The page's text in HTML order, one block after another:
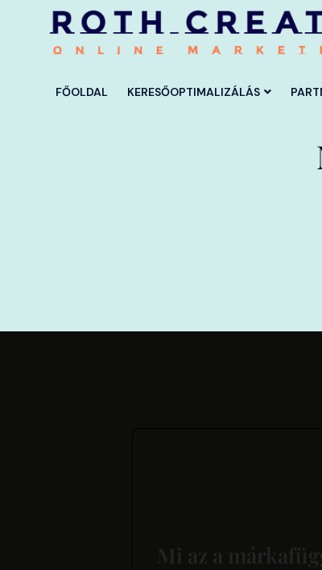
FŐOLDAL KERESŐOPTIMALIZÁLÁS
Mi az a